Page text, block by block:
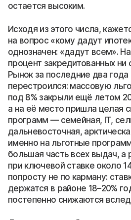
остается высоким.
Исходя из этого числа,
на вопрос «кому дадут
однозначен: «дадут всем».
процент закредитованных ни
Рынок за последние два года
перестроился: массовую
под 8% закрыли ещё летом
а на её место пришла целая
программ — семейная, IT,
дальневосточная,
именно на льготные
большая часть всех выдач, а
при ключевой ставке около
попросту не по карману:
держатся в районе 18–20%
постепенно снижаются